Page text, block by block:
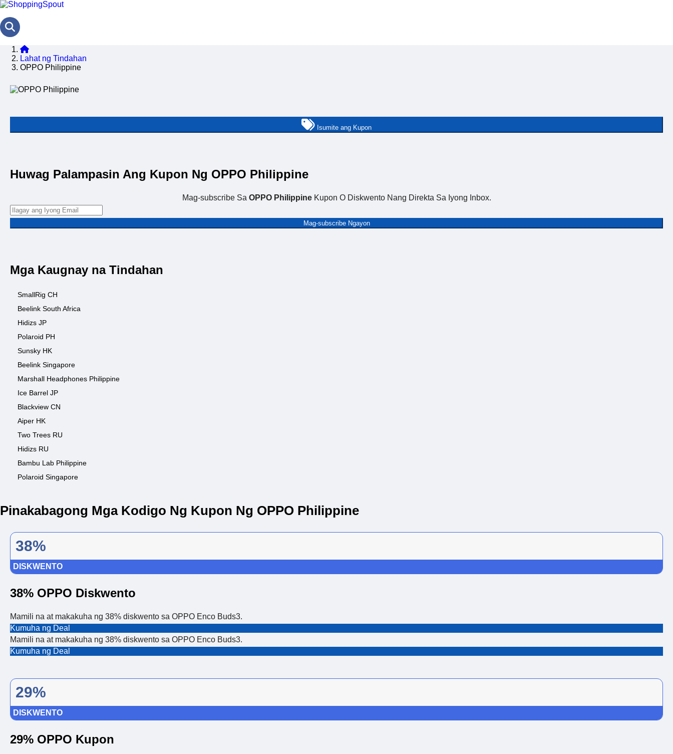
Lahat ng Tindahan
OPPO Philippine
Isumite ang Kupon
Huwag Palampasin Ang Kupon Ng OPPO Philippine
Mag-subscribe Sa OPPO PhilippineKupon O Diskwento Nang Direkta Sa Iyong Inbox.
Mag-subscribe Ngayon
Mga Kaugnay na Tindahan
SmallRig CH
Beelink South Africa
Hidizs JP
Polaroid PH
Sunsky HK
Beelink Singapore
Marshall Headphones Philippine
Ice Barrel JP
Blackview CN
Aiper HK
Two Trees RU
Hidizs RU
Bambu Lab Philippine
Polaroid Singapore
Pinakabagong Mga Kodigo Ng Kupon Ng OPPO Philippine
38%
DISKWENTO
38% OPPO Diskwento
Mamili na at makakuha ng 38% diskwento sa OPPO Enco Buds3.
Kumuha ng Deal
Mamili na at makakuha ng 38% diskwento sa OPPO Enco Buds3.
Kumuha ng Deal
29%
DISKWENTO
29% OPPO Kupon